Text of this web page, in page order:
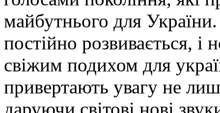
майбутнього для
постійно розвивається, і
свіжим подихом для
привертають увагу не